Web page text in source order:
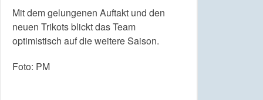
Mit dem gelungenen Auftakt und den
neuen Trikots blickt das Team
optimistisch auf die weitere Saison.
Foto: PM